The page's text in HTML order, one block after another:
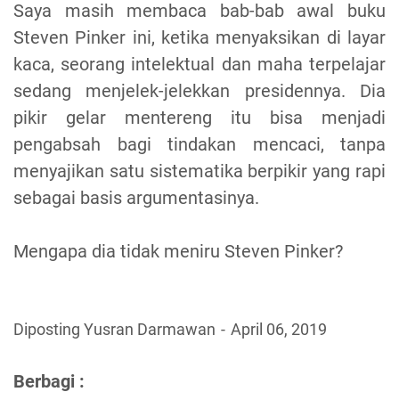
Saya masih membaca bab-bab awal buku
Steven Pinker ini, ketika menyaksikan di layar
kaca, seorang intelektual dan maha terpelajar
sedang menjelek-jelekkan presidennya. Dia
pikir gelar mentereng itu bisa menjadi
pengabsah bagi tindakan mencaci, tanpa
menyajikan satu sistematika berpikir yang rapi
sebagai basis argumentasinya.
Mengapa dia tidak meniru Steven Pinker?
Diposting Yusran Darmawan April 06, 2019
Berbagi :